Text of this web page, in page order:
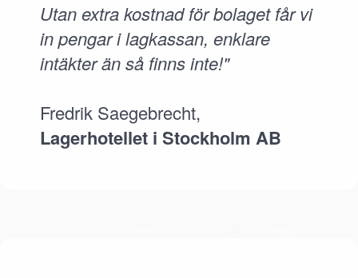
Utan extra kostnad för bolaget får vi
in pengar i lagkassan, enklare
intäkter än så finns inte!"
Fredrik Saegebrecht,
Lagerhotellet i Stockholm AB